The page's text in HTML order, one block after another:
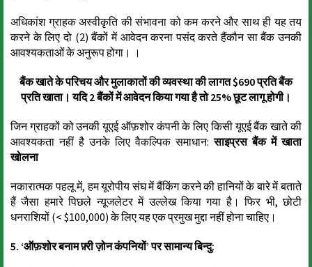
अधिकांश ग्राहक अस्वीकृति की संभावना को कम करने और साथ ही यह तय
करने के लिए दो (2) बैंकों में आवेदन करना पसंद करते हैंकौन सा बैंक उनकी
आवश्यकताओं के अनुरूप होगा। ।
बैंक खाते के परिचय और मुलाकातों की व्यवस्था की लागत $690 प्रति बैंक
प्रति खाता। यदि 2 बैंकों में आवेदन किया गया है तो 25% छूट लागू होगी।
जिन ग्राहकों को उनकी यूएई ऑफ़शोर कंपनी के लिए किसी यूएई बैंक खाते की
आवश्यकता नहीं है उनके लिए वैकल्पिक समाधान:साइप्रस बैंक में खाता
खोलना
नकारात्मक पहलू में, हम यूरोपीय संघ में बैंकिंग करने की हानियों के बारे में बताते
हैं जैसा हमारे पिछले न्यूजलेटर में उल्लेख किया गया है। फिर भी, छोटी
धनराशियों (< $100,000) के लिए यह एक प्रमुख मुद्दा नहीं होना चाहिए।
5. ‘ऑफ़शोर बनाम फ़्री ज़ोन कंपनियों’ पर सामान्य बिन्दु: